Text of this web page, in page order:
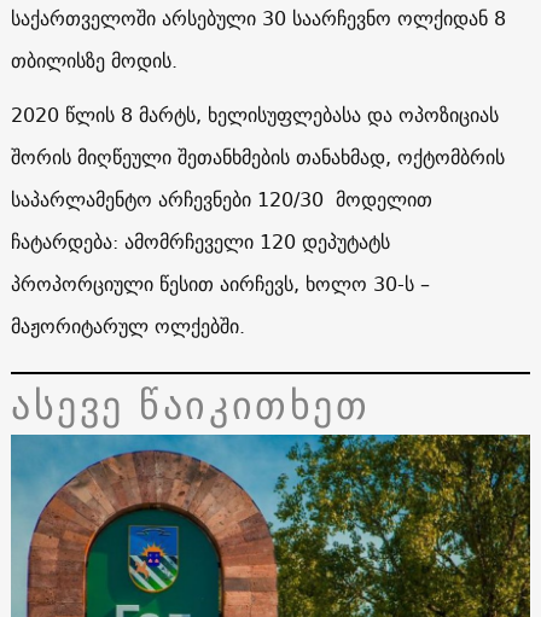
საქართველოში არსებული 30 საარჩევნო ოლქიდან 8
თბილისზე მოდის.
2020 წლის 8 მარტს, ხელისუფლებასა და ოპოზიციას
შორის მიღწეული შეთანხმების თანახმად, ოქტომბრის
საპარლამენტო არჩევნები 120/30 მოდელით
ჩატარდება: ამომრჩეველი 120 დეპუტატს
პროპორციული წესით აირჩევს, ხოლო 30-ს –
მაჟორიტარულ ოლქებში.
ასევე წაიკითხეთ